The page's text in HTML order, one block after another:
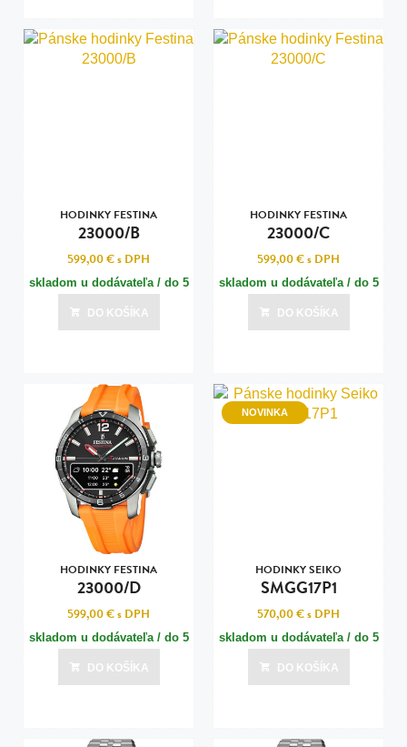
HODINKY FESTINA
23000/B
599,00 €s DPH
skladom u dodávateľa / do 5
dní
Posledná aktualizácia dnes o 03:00
DO KOŠÍKA
HODINKY FESTINA
23000/C
599,00 €s DPH
skladom u dodávateľa / do 5
dní
Posledná aktualizácia dnes o 03:00
DO KOŠÍKA
HODINKY FESTINA
23000/D
599,00 €s DPH
skladom u dodávateľa / do 5
dní
Posledná aktualizácia dnes o 03:00
DO KOŠÍKA
NOVINKA
HODINKY SEIKO
SMGG17P1
570,00 €s DPH
skladom u dodávateľa / do 5
dní
Posledná aktualizácia dnes o 03:00
DO KOŠÍKA